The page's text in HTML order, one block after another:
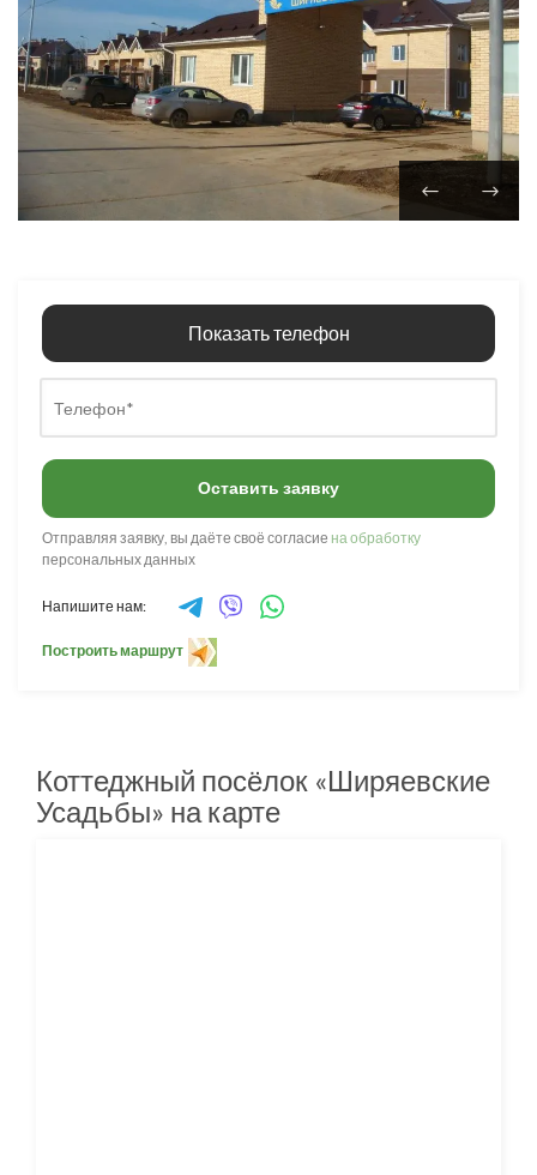
Показать телефон
Оставить заявку
Отправляя заявку, вы даёте своё согласие на обработку
персональных данных
Напишите нам:
Построить маршрут
Коттеджный посёлок «Ширяевские
Усадьбы» на карте